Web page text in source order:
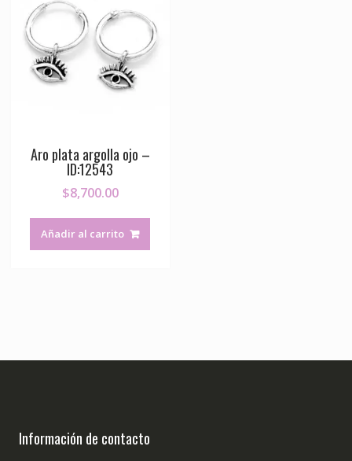
Aro plata argolla ojo –
ID:12543
$8,700.00
Añadir al carrito
Información de contacto